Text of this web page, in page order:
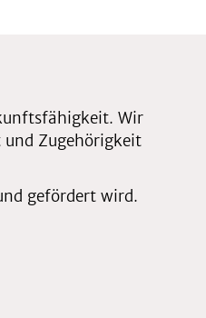
Wir
und Zugehörigkeit
gefördert wird.